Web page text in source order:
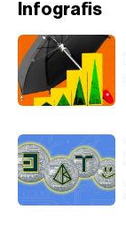
Infografis